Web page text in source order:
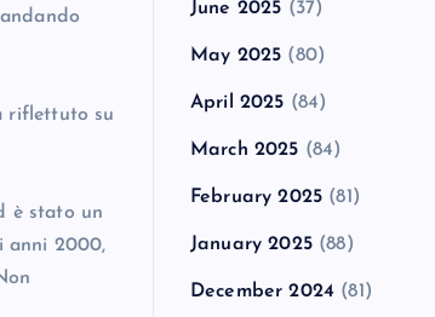
riflettuto su
è stato un
anni 2000,
June 2025 (37)
May 2025 (80)
April 2025 (84)
March 2025 (84)
February 2025 (81)
January 2025(88)
December 2024 (81)